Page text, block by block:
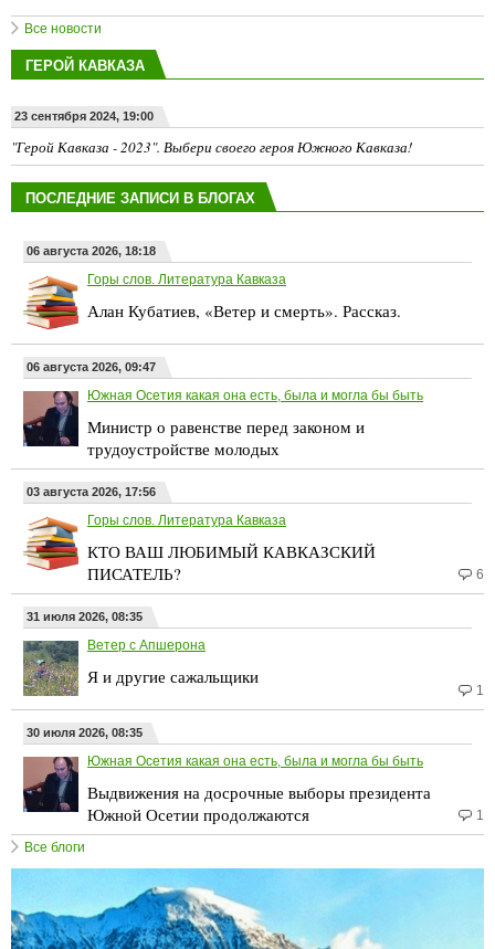
Все новости
ГЕРОЙ КАВКАЗА
23 сентября 2024, 19:00
"Герой Кавказа - 2023". Выбери своего героя Южного Кавказа!
ПОСЛЕДНИЕ ЗАПИСИ В БЛОГАХ
06 августа 2026, 18:18
Горы слов. Литература Кавказа
Алан Кубатиев, «Ветер и смерть». Рассказ.
06 августа 2026, 09:47
Южная Осетия какая она есть, была и могла бы быть
Министр о равенстве перед законом и
трудоустройстве молодых
03 августа 2026, 17:56
Горы слов. Литература Кавказа
КТО ВАШ ЛЮБИМЫЙ КАВКАЗСКИЙ
ПИСАТЕЛЬ?
6
31 июля 2026, 08:35
Ветер с Апшерона
Я и другие сажальщики
1
30 июля 2026, 08:35
Южная Осетия какая она есть, была и могла бы быть
Выдвижения на досрочные выборы президента
Южной Осетии продолжаются
1
Все блоги